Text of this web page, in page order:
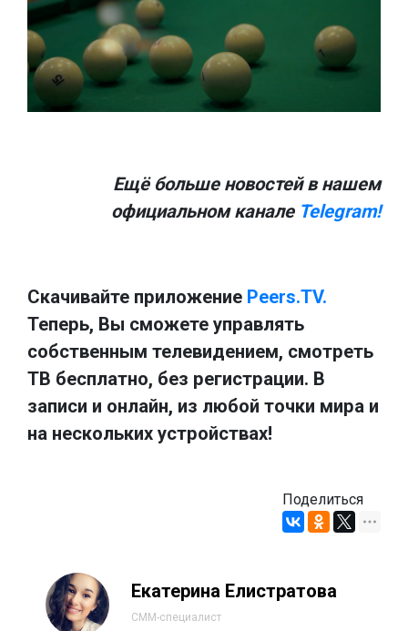
Ещё больше новостей в нашем
официальном канале Telegram!
Скачивайте приложение Peers.TV.
Теперь, Вы сможете управлять
собственным телевидением, смотреть
ТВ бесплатно, без регистрации. В
записи и онлайн, из любой точки мира и
на нескольких устройствах!
Поделиться
Екатерина Елистратова
СММ-специалист